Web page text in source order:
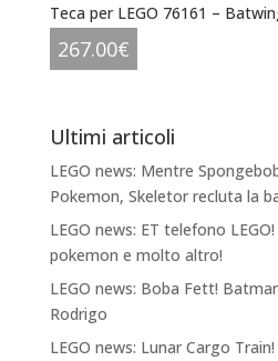
Teca per LEGO 76161 –
267.00€
Ultimi articoli
LEGO news: Mentre
Pokemon, Skeletor recluta la
LEGO news: ET telefono
pokemon e molto altro!
LEGO news: Boba Fett!
Rodrigo
LEGO news: Lunar Cargo